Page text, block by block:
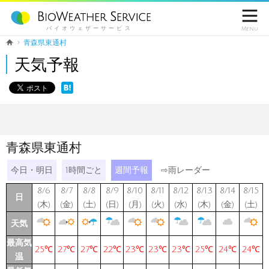
バイオウェザーサービス

Menu
青森県東通村
天気予報
青森県東通村
今日・明日 1時間ごと 週間予報 ⇨雨レーダー
日
8/6
(木)
8/7
(金)
8/8
(土)
8/9
(日)
8/10
(月)
8/11
(火)
8/12
(水)
8/13
(木)
8/14
(金)
8/15
(土)
天気
最高気
温
25℃ 27℃ 27℃ 22℃ 23℃ 23℃ 23℃ 25℃ 24℃ 24℃